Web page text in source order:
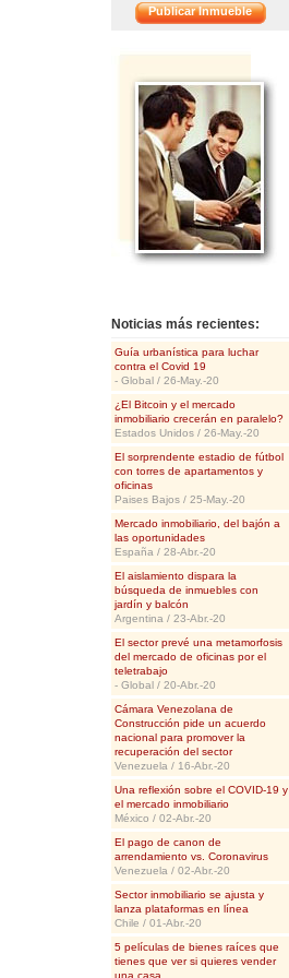
Publicar Inmueble
Noticias más recientes:
Guía urbanística para luchar
contra el Covid 19
- Global / 26-May.-20
¿El Bitcoin y el mercado
inmobiliario crecerán en paralelo?
Estados Unidos / 26-May.-20
El sorprendente estadio de fútbol
con torres de apartamentos y
oficinas
Paises Bajos / 25-May.-20
Mercado inmobiliario, del bajón a
las oportunidades
España / 28-Abr.-20
El aislamiento dispara la
búsqueda de inmuebles con
jardín y balcón
Argentina / 23-Abr.-20
El sector prevé una metamorfosis
del mercado de oficinas por el
teletrabajo
- Global / 20-Abr.-20
Cámara Venezolana de
Construcción pide un acuerdo
nacional para promover la
recuperación del sector
Venezuela / 16-Abr.-20
Una reflexión sobre el COVID-19 y
el mercado inmobiliario
México / 02-Abr.-20
El pago de canon de
arrendamiento vs. Coronavirus
Venezuela / 02-Abr.-20
Sector inmobiliario se ajusta y
lanza plataformas en línea
Chile / 01-Abr.-20
5 películas de bienes raíces que
tienes que ver si quieres vender
una casa